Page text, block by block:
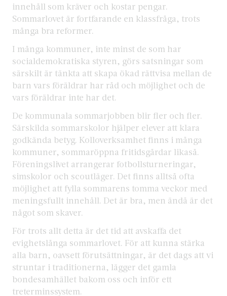
innehåll som kräver och kostar pengar.
Sommarlovet är fortfarande en klassfråga, trots
många bra reformer.
I många kommuner, inte minst de som har
socialdemokratiska styren, görs satsningar som
särskilt är tänkta att skapa ökad rättvisa mellan de
barn vars föräldrar har råd och möjlighet och de
vars föräldrar inte har det.
De kommunala sommarjobben blir fler och fler.
Särskilda sommarskolor hjälper elever att klara
godkända betyg. Kolloverksamhet finns i många
kommuner, sommaröppna fritidsgårdar likaså.
Föreningslivet arrangerar fotbollsturneringar,
simskolor och scoutläger. Det finns alltså ofta
möjlighet att fylla sommarens tomma veckor med
meningsfullt innehåll. Det är bra, men ändå är det
något som skaver.
För trots allt detta är det tid att avskaffa det
evighetslånga sommarlovet. För att kunna stärka
alla barn, oavsett förutsättningar, är det dags att vi
struntar i traditionerna, lägger det gamla
bondesamhället bakom oss och inför ett
treterminssystem.